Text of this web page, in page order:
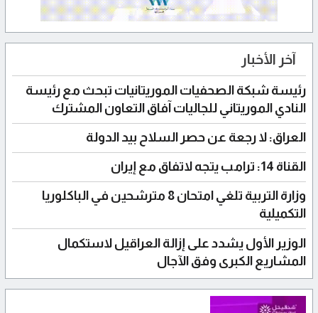
آخر الأخبار
رئيسة شبكة الصحفيات الموريتانيات تبحث مع رئيسة
النادي الموريتاني للجاليات آفاق التعاون المشترك
العراق: لا رجعة عن حصر السلاح بيد الدولة
القناة 14: ترامب يتجه لاتفاق مع إيران
وزارة التربية تلغي امتحان 8 مترشحين في الباكلوريا
التكميلية
الوزير الأول يشدد على إزالة العراقيل لاستكمال
المشاريع الكبرى وفق الآجال